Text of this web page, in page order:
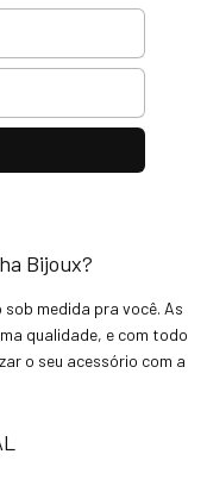
Bijoux?
medida pra você. As
qualidade, e com todo
o seu acessório com a